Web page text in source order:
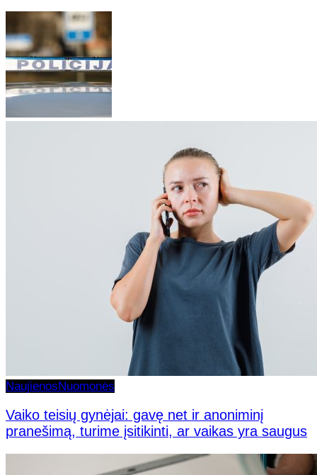
NaujienosNuomonės
Vaiko teisių gynėjai: gavę net ir anoniminį
pranešimą, turime įsitikinti, ar vaikas yra saugus